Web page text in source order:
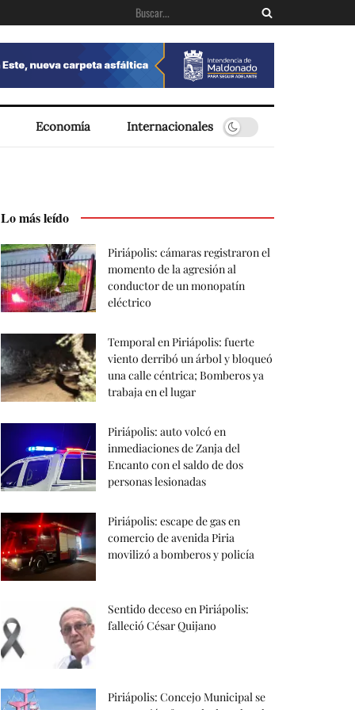
Economía Internacionales
Lo más leído
Piriápolis: cámaras registraron el
momento de la agresión al
conductor de un monopatín
eléctrico
Temporal en Piriápolis: fuerte
viento derribó un árbol y bloqueó
una calle céntrica; Bomberos ya
trabaja en el lugar
Piriápolis: auto volcó en
inmediaciones de Zanja del
Encanto con el saldo de dos
personas lesionadas
Piriápolis: escape de gas en
comercio de avenida Piria
movilizó a bomberos y policía
Sentido deceso en Piriápolis:
falleció César Quijano
Piriápolis: Concejo Municipal se